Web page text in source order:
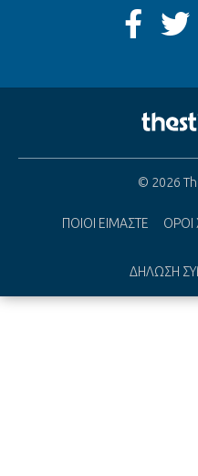
© 2026
ΠΟΙΟΙ ΕΙΜΑΣΤΕ ΟΡΟΙ
ΔΗΛΩΣΗ